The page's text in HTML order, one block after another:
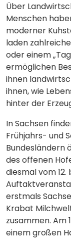
Über
Menschen
moderner
laden
oder einem
ermöglichen
ihnen
ihnen, wie
hinter der
In Sachsen
Frühjahrs- und
Bundesländern
des offenen
diesmal vom
erstmals
Krabat
zusammen. Am
einem großen